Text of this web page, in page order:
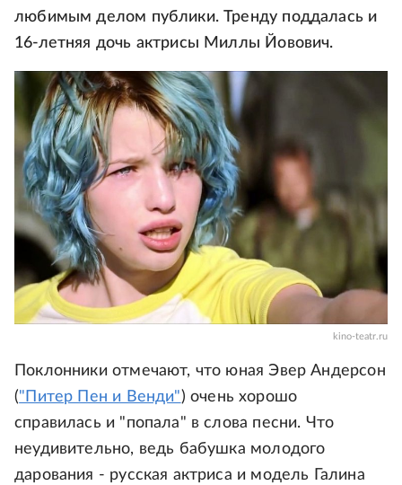
любимым делом публики. Тренду поддалась и
16-летняя дочь актрисы Миллы Йовович.
kino-teatr.ru
Поклонники отмечают, что юная Эвер Андерсон
("Питер Пен и Венди") очень хорошо
справилась и "попала" в слова песни. Что
неудивительно, ведь бабушка молодого
дарования - русская актриса и модель Галина